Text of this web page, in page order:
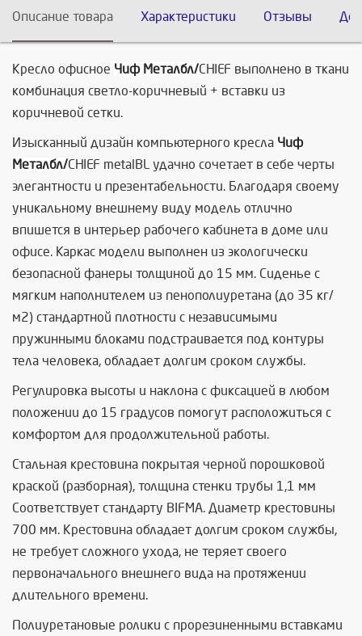
Описание товара Характеристики Отзывы
Кресло офисное Чиф Металбл/CHIEF выполнено в ткани
комбинация светло-коричневый + вставки из
коричневой сетки.
Изысканный дизайн компьютерного кресла Чиф
Металбл/CHIEF metalBL удачно сочетает в себе черты
элегантности и презентабельности. Благодаря своему
уникальному внешнему виду модель отлично
впишется в интерьер рабочего кабинета в доме или
офисе. Каркас модели выполнен из экологически
безопасной фанеры толщиной до 15 мм. Сиденье с
мягким наполнителем из пенополиуретана (до 35 кг/
м2) стандартной плотности с независимыми
пружинными блоками подстраивается под контуры
тела человека, обладает долгим сроком службы.
Регулировка высоты и наклона с фиксацией в любом
положении до 15 градусов помогут расположиться с
комфортом для продолжительной работы.
Стальная крестовина покрытая черной порошковой
краской (разборная), толщина стенки трубы 1,1 мм
Соответствует стандарту BIFMA. Диаметр крестовины
700 мм. Крестовина обладает долгим сроком службы,
не требует сложного ухода, не теряет своего
первоначального внешнего вида на протяжении
длительного времени.
Полиуретановые ролики с прорезиненными вставками